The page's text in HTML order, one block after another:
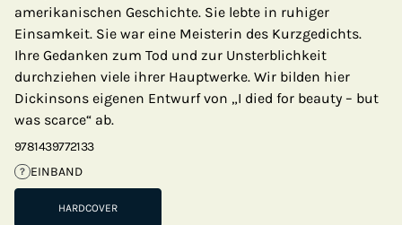
amerikanischen Geschichte. Sie lebte in ruhiger
Einsamkeit. Sie war eine Meisterin des Kurzgedichts.
Ihre Gedanken zum Tod und zur Unsterblichkeit
durchziehen viele ihrer Hauptwerke. Wir bilden hier
Dickinsons eigenen Entwurf von „I died for beauty – but
was scarce“ ab.
9781439772133
? EINBAND
HARDCOVER